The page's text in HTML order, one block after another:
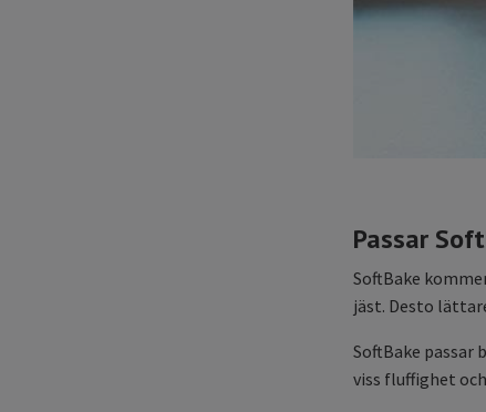
Passar
SoftBake
jäst. Desto
SoftBake
viss fluffighet